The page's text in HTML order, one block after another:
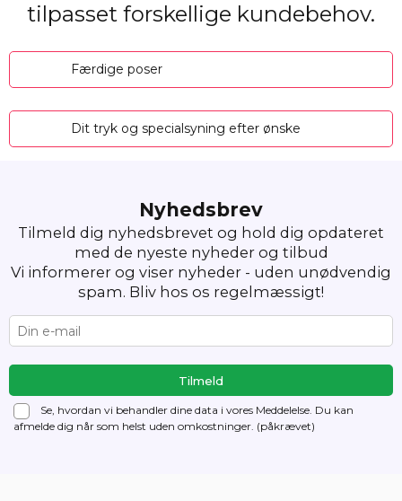
tilpasset forskellige kundebehov.
Færdige poser
Dit tryk og specialsyning efter ønske
Nyhedsbrev
Tilmeld dig nyhedsbrevet og hold dig opdateret
med de nyeste nyheder og tilbud
Vi informerer og viser nyheder - uden unødvendig
spam. Bliv hos os regelmæssigt!
Se, hvordan vi behandler dine data i vores Meddelelse. Du kan
afmelde dig når som helst uden omkostninger. (påkrævet)